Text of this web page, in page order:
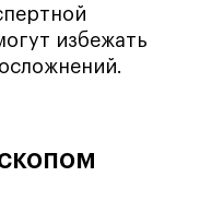
избежать